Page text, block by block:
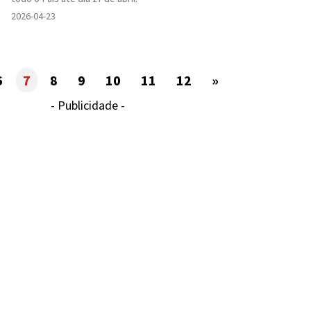
2026-04-23
7 8 9 10 11 12 »
- Publicidade -